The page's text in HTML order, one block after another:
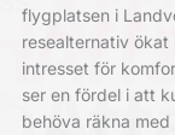
flygplatsen i
resealternativ
intresset för
ser en fördel i att
behöva räkna